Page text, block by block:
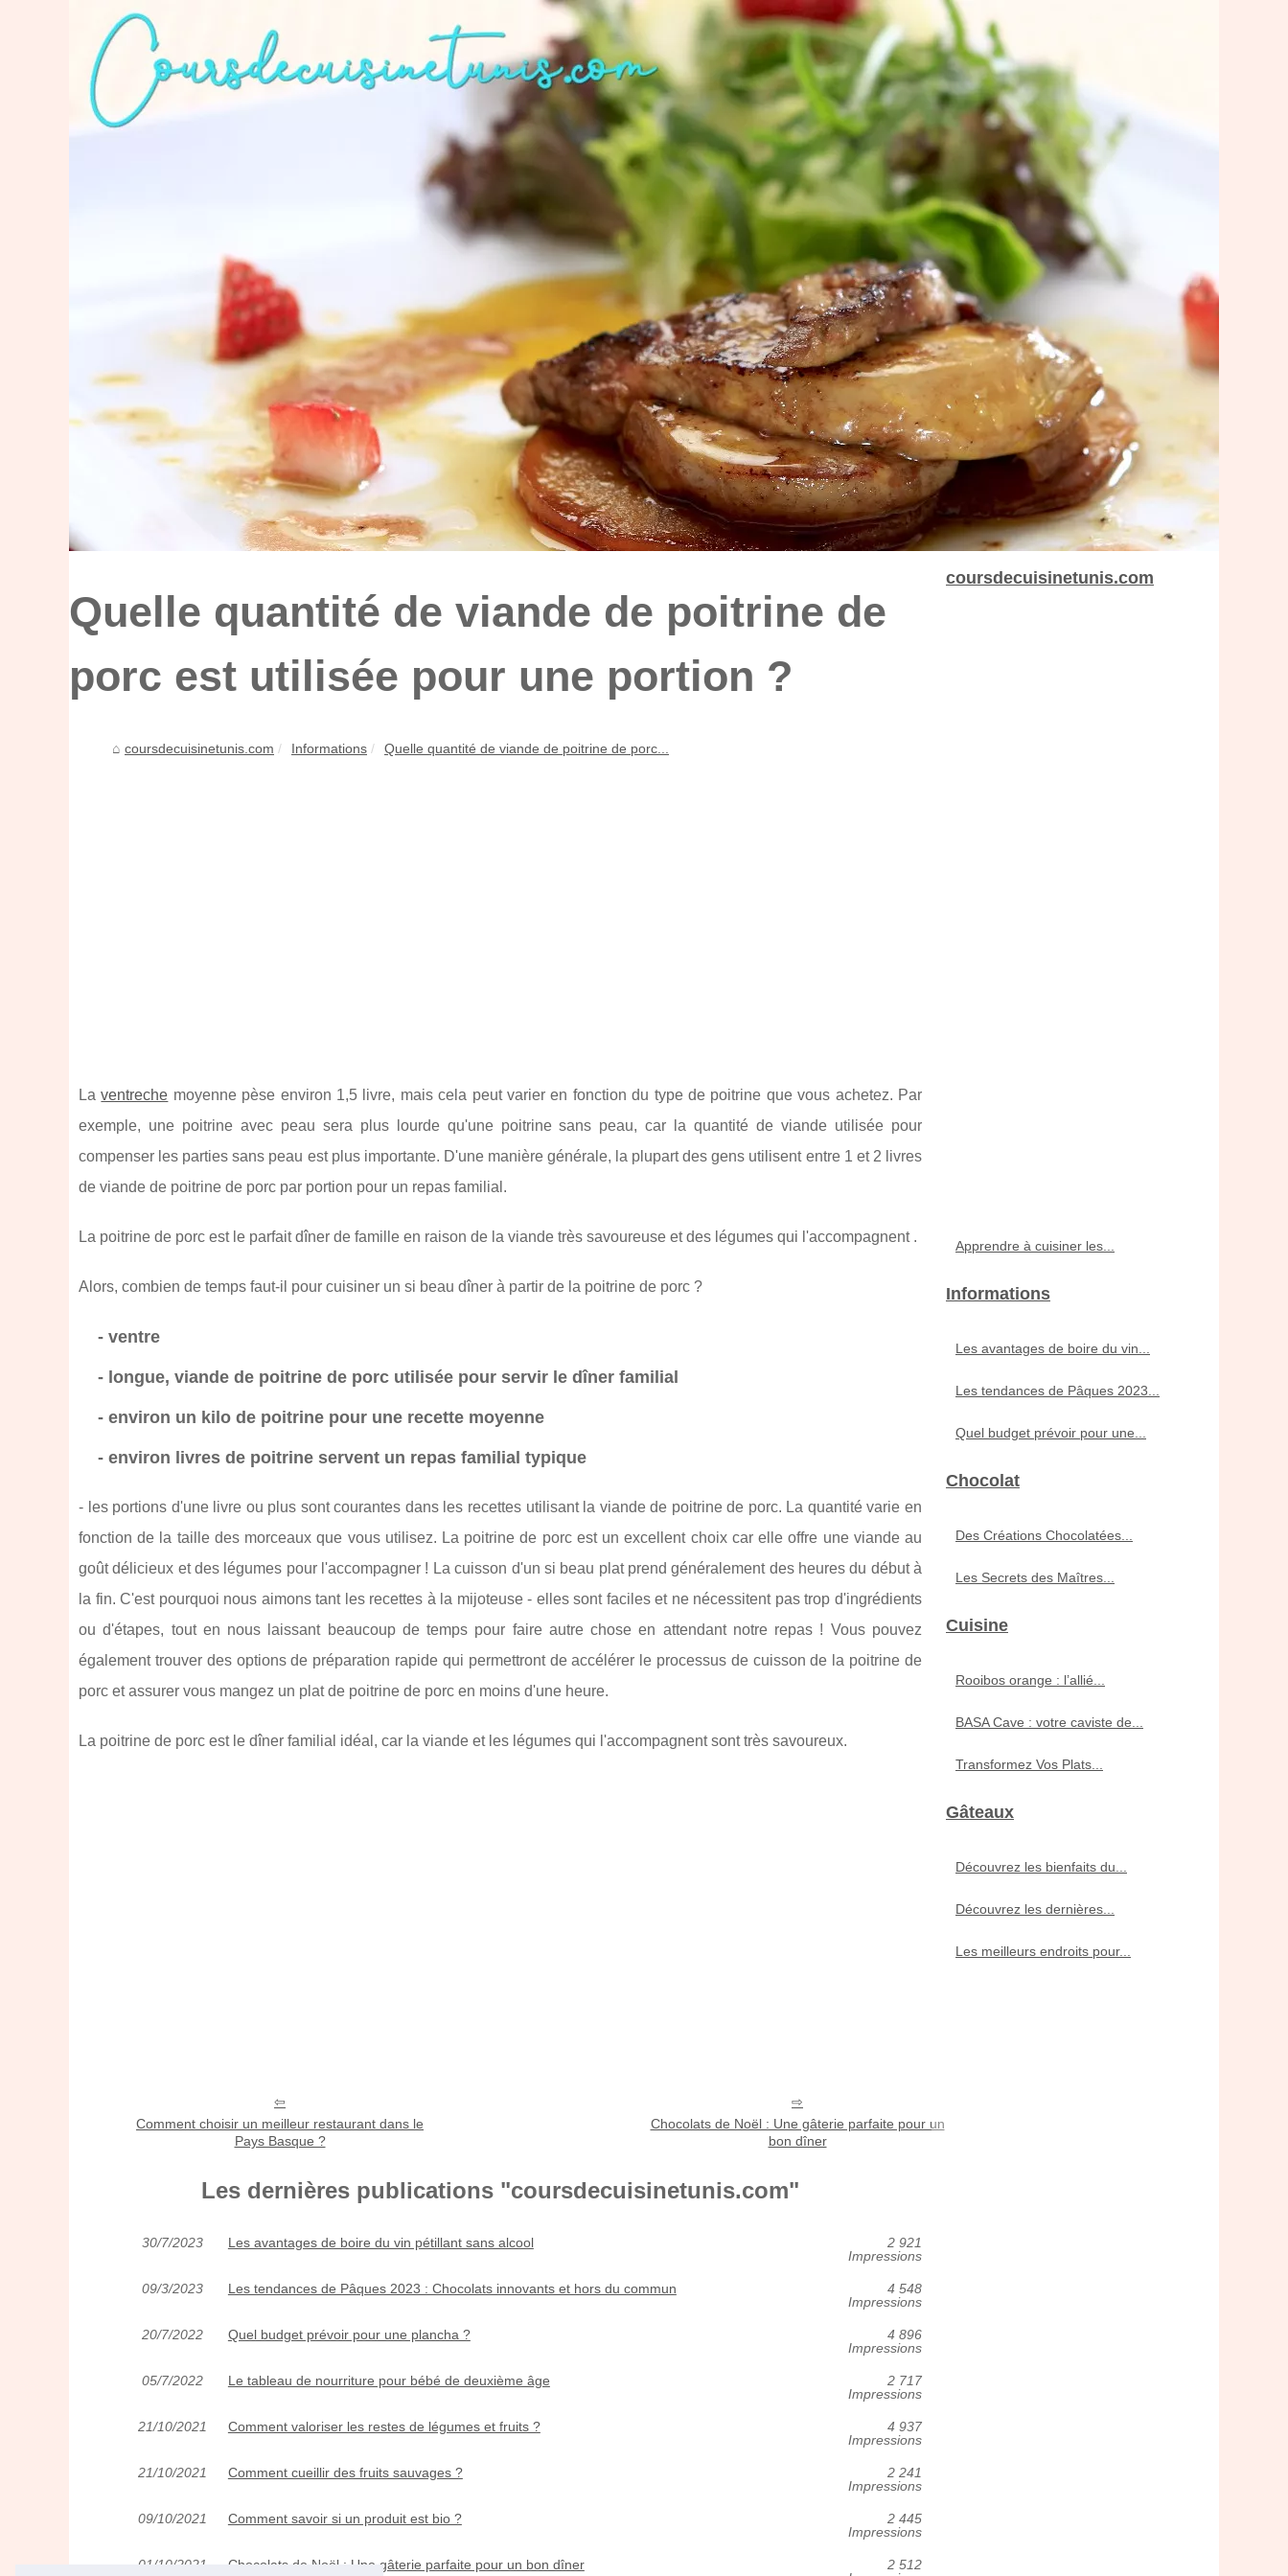
Quelle quantité de viande de poitrine de
porc est utilisée pour une portion ?
coursdecuisinetunis.com Informations Quelle quantité de viande de poitrine de porc...
Laventreche moyenne pèse environ 1,5 livre, mais cela peut varier en fonction du type de poitrine que vous achetez. Par
exemple, une poitrine avec peau sera plus lourde qu'une poitrine sans peau, car la quantité de viande utilisée pour
compenser les parties sans peau est plus importante. D'une manière générale, la plupart des gens utilisent entre 1 et 2 livres
de viande de poitrine de porc par portion pour un repas familial.
La poitrine de porc est le parfait dîner de famille en raison de la viande très savoureuse et des légumes qui l'accompagnent .
Alors, combien de temps faut-il pour cuisiner un si beau dîner à partir de la poitrine de porc ?
- ventre
- longue, viande de poitrine de porc utilisée pour servir le dîner familial
- environ un kilo de poitrine pour une recette moyenne
- environ livres de poitrine servent un repas familial typique
- les portions d'une livre ou plus sont courantes dans les recettes utilisant la viande de poitrine de porc. La quantité varie en
fonction de la taille des morceaux que vous utilisez. La poitrine de porc est un excellent choix car elle offre une viande au
goût délicieux et des légumes pour l'accompagner ! La cuisson d'un si beau plat prend généralement des heures du début à
la fin. C'est pourquoi nous aimons tant les recettes à la mijoteuse - elles sont faciles et ne nécessitent pas trop d'ingrédients
ou d'étapes, tout en nous laissant beaucoup de temps pour faire autre chose en attendant notre repas ! Vous pouvez
également trouver des options de préparation rapide qui permettront de accélérer le processus de cuisson de la poitrine de
porc et assurer vous mangez un plat de poitrine de porc en moins d'une heure.
La poitrine de porc est le dîner familial idéal, car la viande et les légumes qui l'accompagnent sont très savoureux.
Comment choisir un meilleur restaurant dans le
Pays Basque ?
Chocolats de Noël : Une gâterie parfaite pour un
bon dîner
Les dernières publications "coursdecuisinetunis.com"
30/7/2023 Les avantages de boire du vin pétillant sans alcool
2 921
Impressions
09/3/2023 Les tendances de Pâques 2023 : Chocolats innovants et hors du commun
4 548
Impressions
20/7/2022 Quel budget prévoir pour une plancha ?
4 896
Impressions
05/7/2022 Le tableau de nourriture pour bébé de deuxième âge
2 717
Impressions
21/10/2021 Comment valoriser les restes de légumes et fruits ?
4 937
Impressions
21/10/2021 Comment cueillir des fruits sauvages ?
2 241
Impressions
09/10/2021 Comment savoir si un produit est bio ?
2 445
Impressions
01/10/2021 Chocolats de Noël : Une gâterie parfaite pour un bon dîner
2 512
coursdecuisinetunis.com
Apprendre à cuisiner les...
Informations
Les avantages de boire du vin...
Les tendances de Pâques 2023...
Quel budget prévoir pour une...
Chocolat
Des Créations Chocolatées...
Les Secrets des Maîtres...
Cuisine
Rooibos orange : l’allié...
BASA Cave : votre caviste de...
Transformez Vos Plats...
Gâteaux
Découvrez les bienfaits du...
Découvrez les dernières...
Les meilleurs endroits pour...